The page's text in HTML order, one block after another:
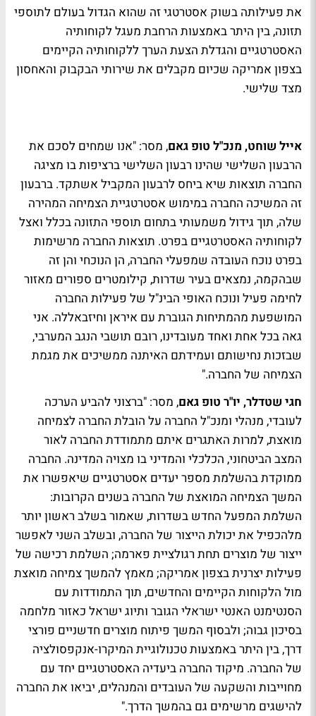
את פעילותה בשוק אסטרטגי זה שהוא הגדול בעולם לתוספי
תזונה, בין היתר באמצעות הרחבת מעגל לקוחותיה
האסטרטגיים והגדלת הצעת הערך ללקוחותיה הקיימים
בצפון אמריקה שכיום מקבלים את שירותי הבקבוק והאחסון
מצד שלישי.
אייל שוחט, מנכ"ל טופ גאם, מסר: "אנו שמחים לסכם את
הרבעון השלישי שהינו רבעון השלישי ברציפות בו מציגה
החברה תוצאות שיא ביחס לרבעון המקביל אשתקד. ברבעון
זה המשיכה החברה במימוש אסטרטגיית הצמיחה המהירה
שלה, תוך גידול משמעותי בתחום תוספי התזונה בכלל ואצל
לקוחותיה האסטרטגיים בפרט. תוצאות החברה מרשימות
בפרט נוכח העובדה שמפעלי החברה, הן הנוכחי והן זה
שבהקמה, נמצאים בעיר שדרות, קילומטרים ספורים מאזור
לחימה פעיל ונוכח האופי הבינ"ל של פעילות החברה
המושפעת מהמתיחות הגוברת עם איראן וחיזבאללה. אני
גאה בכל אחת ואחד מעובדינו, רובם תושבי הנגב המערבי,
שבזכות נחישותם ועמידתם האיתנה ממשיכים את מגמת
הצמיחה של החברה."
חגי שטדלר, יו"ר טופ גאם, מסר: "ברצוני להביע הערכה
לעובדי, מנהלי ומנכ"ל החברה על הובלת החברה לצמיחה
מואצת, למרות האתגרים איתם מתמודדת החברה לאור
המצב הביטחוני, הכלכלי והמדיני בו מצויה המדינה. החברה
ממוקדת בהשלמת מספר יעדים אסטרטגיים שיאפשרו את
המשך הצמיחה המואצת של החברה בשנים הקרובות:
השלמת המפעל החדש בשדרות, שאמור בשלב ראשון יותר
מלהכפיל את יכולת הייצור של החברה, ובשלב השני לאפשר
ייצור של מוצרים תחת רגולציית פארמה; השלמת רכישה של
פעילות יצרנית בצפון אמריקה; מאמץ להמשך צמיחה מואצת
מול הלקוחות הקיימים והחדשים, תוך התמודדות עם
הסנטימנט האנטי ישראלי הגובר ותיוג ישראל כאזור מלחמה
בסיכון גבוה; ולבסוף המשך פיתוח מוצרים חדשניים פורצי
דרך, בין היתר באמצעות טכנולוגיית המיקרו-אנקפסולציה
של החברה. מיקוד החברה ביעדיה האסטרטגיים יחד עם
מחוייבות והשקעה של העובדים והמנהלים, יביאו את החברה
להישגים מרשימים גם בהמשך הדרך."